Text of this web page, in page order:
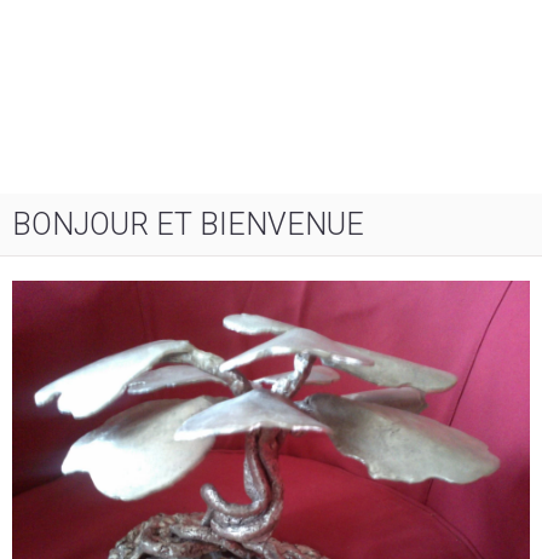
BONJOUR ET BIENVENUE